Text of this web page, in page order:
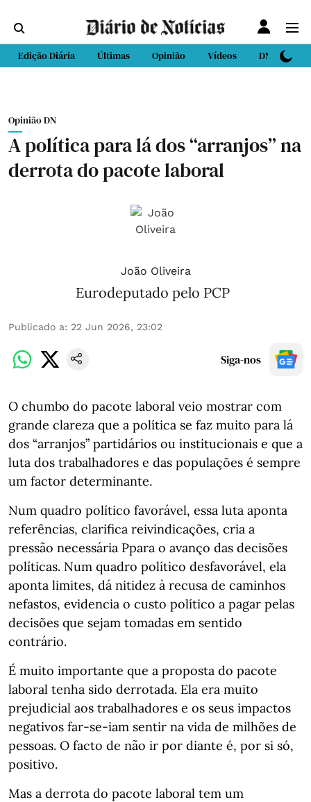
Edição Diária Últimas Opinião Vídeos DN Sport
Opinião DN
A política para lá dos “arranjos” na
derrota do pacote laboral
João Oliveira
Eurodeputado pelo PCP
Publicado a: 22 Jun 2026, 23:02
Siga-nos
O chumbo do pacote laboral veio mostrar com
grande clareza que a política se faz muito para lá
dos “arranjos” partidários ou institucionais e que a
luta dos trabalhadores e das populações é sempre
um factor determinante.
Num quadro político favorável, essa luta aponta
referências, clarifica reivindicações, cria a
pressão necessária Ppara o avanço das decisões
políticas. Num quadro político desfavorável, ela
aponta limites, dá nitidez à recusa de caminhos
nefastos, evidencia o custo político a pagar pelas
decisões que sejam tomadas em sentido
contrário.
É muito importante que a proposta do pacote
laboral tenha sido derrotada. Ela era muito
prejudicial aos trabalhadores e os seus impactos
negativos far-se-iam sentir na vida de milhões de
pessoas. O facto de não ir por diante é, por si só,
positivo.
Mas a derrota do pacote laboral tem um